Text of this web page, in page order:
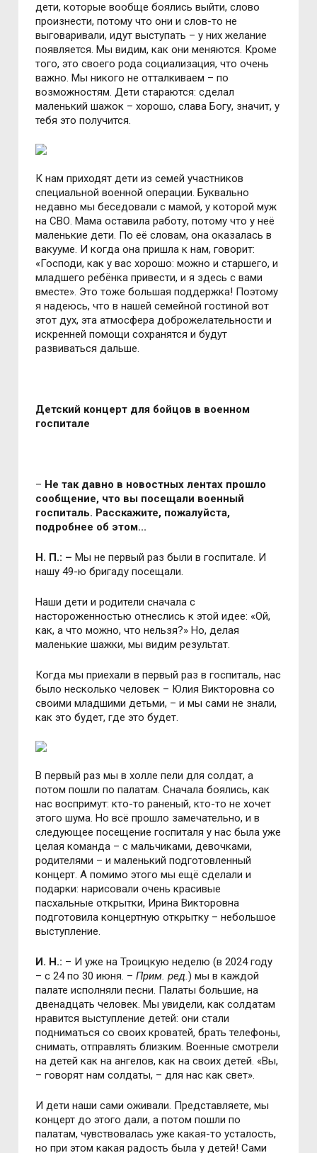
дети, которые вообще боялись выйти, слово
произнести, потому что они и слов-то не
выговаривали, идут выступать – у них желание
появляется. Мы видим, как они меняются. Кроме
того, это своего рода социализация, что очень
важно. Мы никого не отталкиваем – по
возможностям. Дети стараются: сделал
маленький шажок – хорошо, слава Богу, значит, у
тебя это получится.
К нам приходят дети из семей участников
специальной военной операции. Буквально
недавно мы беседовали с мамой, у которой муж
на СВО. Мама оставила работу, потому что у неё
маленькие дети. По её словам, она оказалась в
вакууме. И когда она пришла к нам, говорит:
«Господи, как у вас хорошо: можно и старшего, и
младшего ребёнка привести, и я здесь с вами
вместе». Это тоже большая поддержка! Поэтому
я надеюсь, что в нашей семейной гостиной вот
этот дух, эта атмосфера доброжелательности и
искренней помощи сохранятся и будут
развиваться дальше.
Детский концерт для бойцов в военном
госпитале
– Не так давно в новостных лентах прошло
сообщение, что вы посещали военный
госпиталь. Расскажите, пожалуйста,
подробнее об этом...
Н. П.: –Мы не первый раз были в госпитале. И
нашу 49-ю бригаду посещали.
Наши дети и родители сначала с
настороженностью отнеслись к этой идее: «Ой,
как, а что можно, что нельзя?» Но, делая
маленькие шажки, мы видим результат.
Когда мы приехали в первый раз в госпиталь, нас
было несколько человек – Юлия Викторовна со
своими младшими детьми, – и мы сами не знали,
как это будет, где это будет.
В первый раз мы в холле пели для солдат, а
потом пошли по палатам. Сначала боялись, как
нас воспримут: кто-то раненый, кто-то не хочет
этого шума. Но всё прошло замечательно, и в
следующее посещение госпиталя у нас была уже
целая команда – с мальчиками, девочками,
родителями – и маленький подготовленный
концерт. А помимо этого мы ещё сделали и
подарки: нарисовали очень красивые
пасхальные открытки, Ирина Викторовна
подготовила концертную открытку – небольшое
выступление.
И. Н.: – И уже на Троицкую неделю (в 2024 году
– с 24 по 30 июня. –Прим. ред.) мы в каждой
палате исполняли песни. Палаты большие, на
двенадцать человек. Мы увидели, как солдатам
нравится выступление детей: они стали
подниматься со своих кроватей, брать телефоны,
снимать, отправлять близким. Военные смотрели
на детей как на ангелов, как на своих детей. «Вы,
– говорят нам солдаты, – для нас как свет».
И дети наши сами оживали. Представляете, мы
концерт до этого дали, а потом пошли по
палатам, чувствовалась уже какая-то усталость,
но при этом какая радость была у детей! Сами